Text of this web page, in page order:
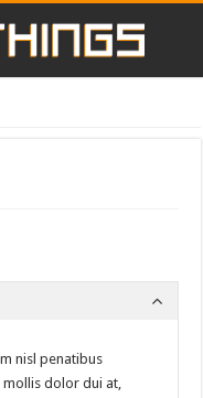
nisl penatibus
mollis dolor dui at,